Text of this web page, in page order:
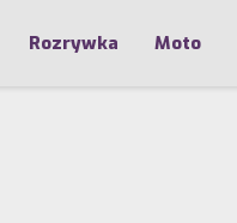
Rozrywka Moto